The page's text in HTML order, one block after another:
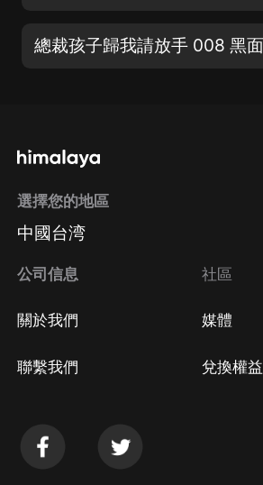
選擇您的地區
中國台湾
公司信息
關於我們
聯繫我們
社區
媒體
兌換權益